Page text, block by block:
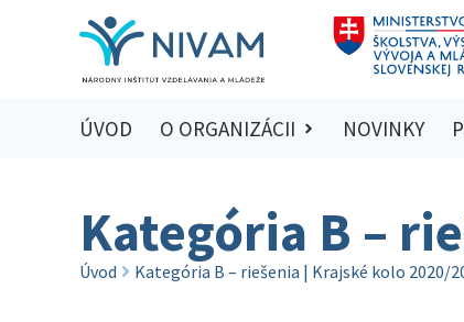
ÚVOD O ORGANIZÁCII NOVINKY
Kategória B –
Úvod Kategória B – riešenia | Krajské kolo 2020/